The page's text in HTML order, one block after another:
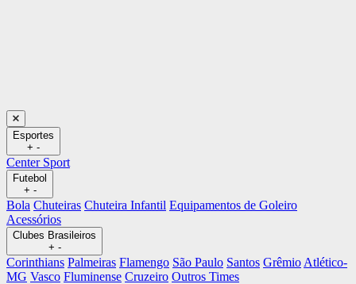
Esportes
+ -
Center Sport
Futebol
+ -
Bola Chuteiras Chuteira Infantil Equipamentos de Goleiro
Acessórios
Clubes Brasileiros
+ -
Corinthians Palmeiras Flamengo São Paulo Santos Grêmio Atlético-
MG Vasco Fluminense Cruzeiro Outros Times